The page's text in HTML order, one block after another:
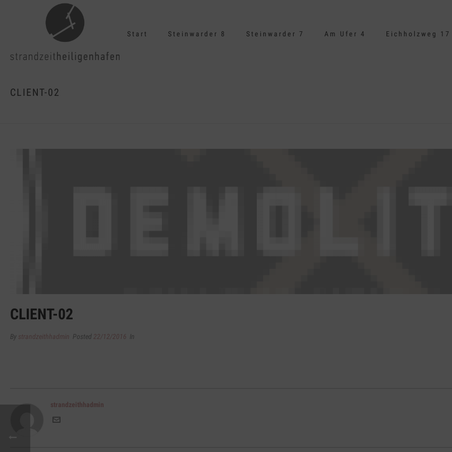
Start Steinwarder 8 Steinwarder 7 Am Ufer 4 Eichholzweg 17
CLIENT-02
CLIENT-02
By strandzeithhadmin Posted 22/12/2016 In
strandzeithhadmin